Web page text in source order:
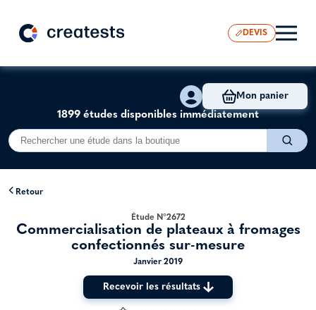
DEVIS
1899 études disponibles immédiatement
Mon panier
Retour
Étude N°2672
Commercialisation de plateaux à fromages
confectionnés sur-mesure
Janvier 2019
Recevoir les résultats